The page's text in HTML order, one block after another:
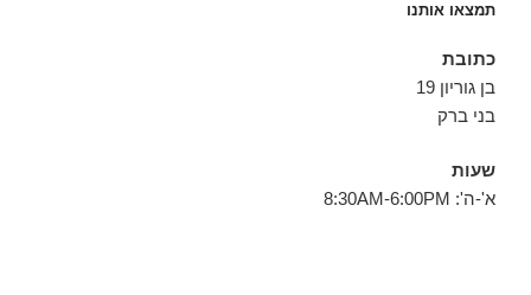
תמצאו אותנו
כתובת
בן גוריון 19
בני ברק
שעות
א'-ה': 8:30AM-6:00PM